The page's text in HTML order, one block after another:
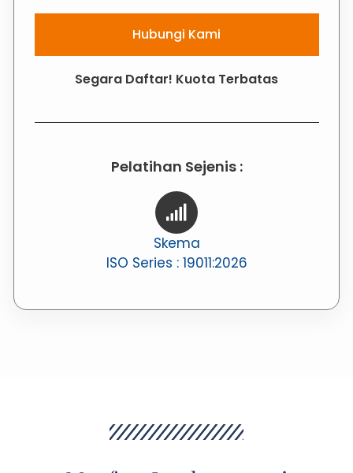
Hubungi Kami
Segara Daftar! Kuota Terbatas
Pelatihan Sejenis :
Skema
ISO Series : 19011:2026